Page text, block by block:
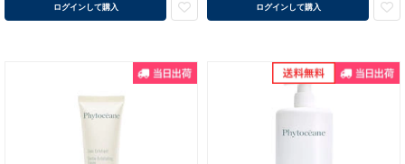
ログインして購入 ログインして購入